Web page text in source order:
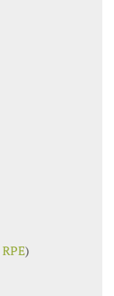
RPE)